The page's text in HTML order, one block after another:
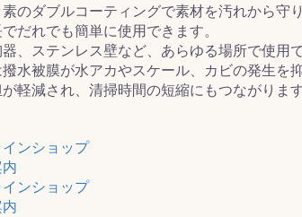
素のダブルコーティングで素材を汚れから守り
だれでも簡単に使用できます。
器、ステンレス壁など、あらゆる場所で使用で
撥水被膜が水アカやスケール、カビの発生を
が軽減され、清掃時間の短縮にもつながります